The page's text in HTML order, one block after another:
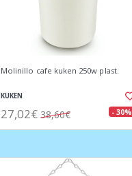
Molinillo cafe kuken 250w plast.
KUKEN
27,02€ 38,60€ - 30%